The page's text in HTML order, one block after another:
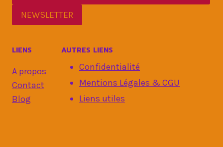
NEWSLETTER
LIENS
A propos
Contact
Blog
AUTRES LIENS
Confidentialité
Mentions Légales & CGU
Liens utiles